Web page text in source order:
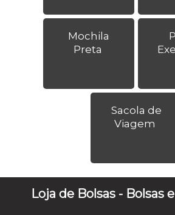
Mochila
Preta
Sacola de
Viagem
Loja de Bolsas - Bolsas